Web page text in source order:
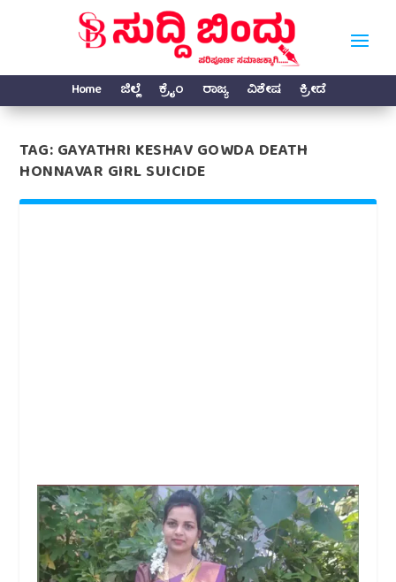
Home ಜಿಲ್ಲೆ ಕ್ರೈಂ ರಾಜ್ಯ ವಿಶೇಷ ಕ್ರೀಡೆ
TAG:GAYATHRI KESHAV GOWDA DEATH
HONNAVAR GIRL SUICIDE